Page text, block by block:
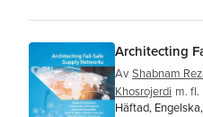
Architecting
Av Shabnam
Khosrojerdi m. fl.
Häftad,